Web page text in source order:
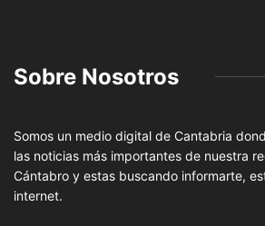
Sobre Nosotros
Somos un medio digital de Cantabria
las noticias más importantes de nuestra
Cántabro y estas buscando informarte,
internet.